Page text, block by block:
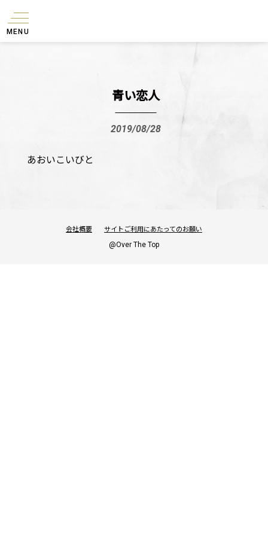
MENU
青い恋人
2019/08/28
あおいこいびと
会社概要 サイトご利用にあたってのお願い
@Over The Top